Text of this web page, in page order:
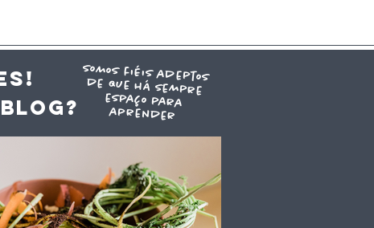
blog?
somos fiéis adeptos
de que há sempre
espaço para
aprender